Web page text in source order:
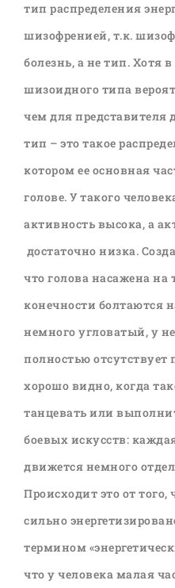
тип распределения
шизофренией, т.к.
болезнь, а не тип. Хотя
шизоидного типа
чем для представителя
тип – это такое
котором ее основная
голове. У такого
активность высока, а
достаточно низка.
что голова насажена
конечности болтаются
немного угловатый, у
полностью отсутствует
хорошо видно, когда
танцевать или
боевых искусств:
движется немного
Происходит это от того,
сильно
термином
что у человека малая